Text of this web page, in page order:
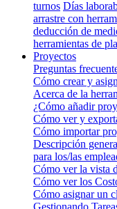
turnos Días
arrastre con
deducción de
herramientas de
Proyectos
Preguntas
Cómo crear y
Acerca de la
¿Cómo añadir
Cómo ver y
Cómo importar
Descripción
para los/las
Cómo ver la vista
Cómo ver los
Cómo asignar un
Gestionando